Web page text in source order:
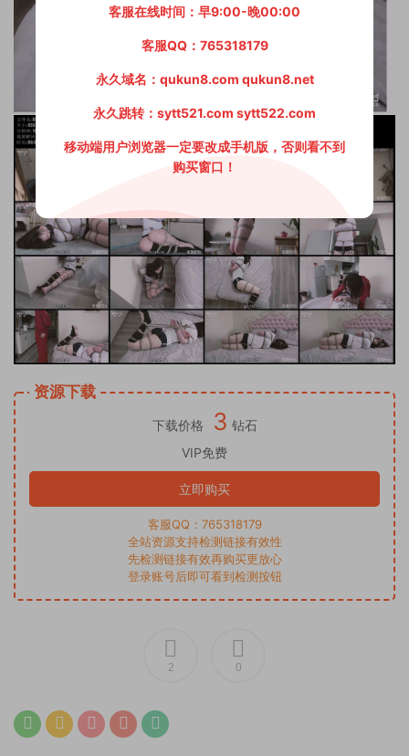
资源下载
下载价格 3 钻石
VIP免费
立即购买
客服QQ：765318179
全站资源支持检测链接有效性
先检测链接有效再购买更放心
登录账号后即可看到检测按钮
2 0
客服在线时间：早9:00-晚00:00
客服QQ：765318179
永久域名：qukun8.com qukun8.net
永久跳转：sytt521.com sytt522.com
移动端用户浏览器一定要改成手机版，否则看不到
购买窗口！